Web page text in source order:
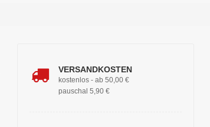
VERSANDKOSTEN
kostenlos - ab 50,00 €
pauschal 5,90 €